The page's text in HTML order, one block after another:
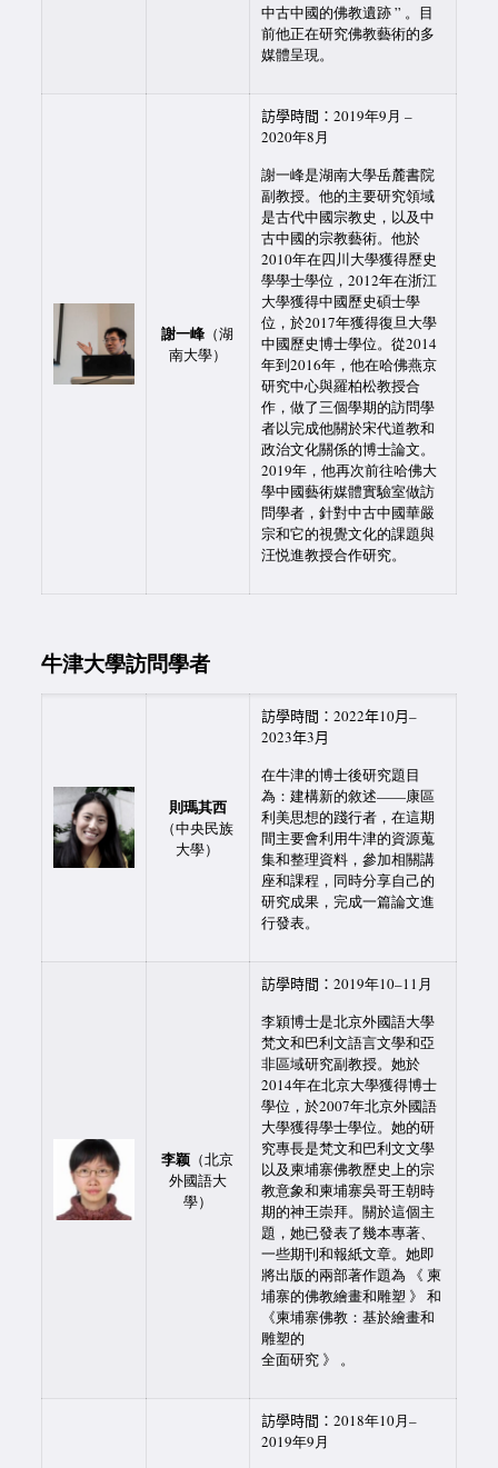
中古中國的佛教遺跡 ” 。目
前他正在研究佛教藝術的多
媒體呈現。
謝一峰 （湖
南大學）
訪學時間： 2019年9月 –
2020年8月
謝一峰是湖南大學岳麓書院
副教授。他的主要研究領域
是古代中國宗教史，以及中
古中國的宗教藝術。他於
2010年在四川大學獲得歷史
學學士學位，2012年在浙江
大學獲得中國歷史碩士學
位，於2017年獲得復旦大學
中國歷史博士學位。從2014
年到2016年，他在哈佛燕京
研究中心與羅柏松教授合
作，做了三個學期的訪問學
者以完成他關於宋代道教和
政治文化關係的博士論文。
2019年，他再次前往哈佛大
學中國藝術媒體實驗室做訪
問學者，針對中古中國華嚴
宗和它的視覺文化的課題與
汪悦進教授合作研究。
牛津大學訪問學者
則瑪其西
（中央民族
大學）
訪學時間：2022年10月–
2023年3月
在牛津的博士後研究題目
為：建構新的敘述——康區
利美思想的踐行者，在這期
間主要會利用牛津的資源蒐
集和整理資料，參加相關講
座和課程，同時分享自己的
研究成果，完成一篇論文進
行發表。
李颖 （北京
外國語大
學）
訪學時間： 2019年10–11月
李穎博士是北京外國語大學
梵文和巴利文語言文學和亞
非區域研究副教授。她於
2014年在北京大學獲得博士
學位，於2007年北京外國語
大學獲得學士學位。她的研
究專長是梵文和巴利文文學
以及柬埔寨佛教歷史上的宗
教意象和柬埔寨吳哥王朝時
期的神王崇拜。關於這個主
題，她已發表了幾本專著、
一些期刊和報紙文章。她即
將出版的兩部著作題為 《 柬
埔寨的佛教繪畫和雕塑 》 和
《柬埔寨佛教：基於繪畫和
雕塑的
全面研究 》 。
訪學時間： 2018年10月–
2019年9月